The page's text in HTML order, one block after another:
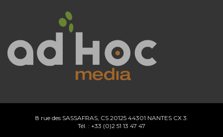
8 rue des SASSAFRAS, CS 20125 44301 NANTES CX 3.
Tél. : +33 (0)2 51 13 47 47